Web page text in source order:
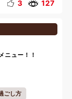
3 127
ニュー！！
ごし方